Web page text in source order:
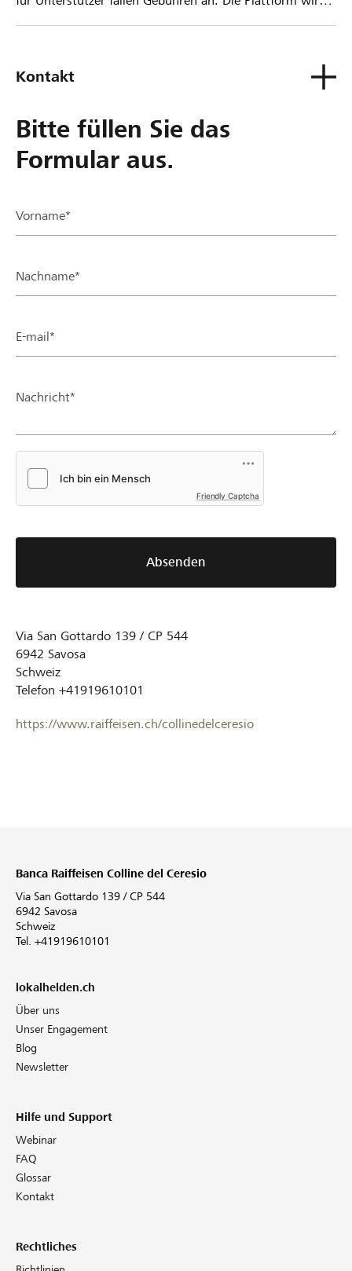
Kontakt
Bitte füllen Sie das
Formular aus.
Vorname*
Nachname*
E-mail*
Nachricht*
Friendly Captcha
Absenden
Via San Gottardo 139 / CP 544
6942 Savosa
Schweiz
Telefon +41919610101
https://www.raiffeisen.ch/collinedelceresio
Banca Raiffeisen Colline del Ceresio
Via San Gottardo 139 / CP 544
6942 Savosa
Schweiz
Tel. +41919610101
lokalhelden.ch
Über uns
Unser Engagement
Blog
Newsletter
Hilfe und Support
Webinar
FAQ
Glossar
Kontakt
Rechtliches